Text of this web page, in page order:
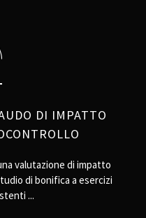
DI IMPATTO
valutazione di impatto
di bonifica a esercizi
...